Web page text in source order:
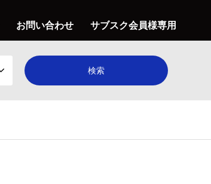
お問い合わせ サブスク会員様専用